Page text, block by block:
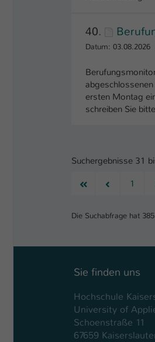
40.
Datum: 03.08.2026
ersten Montag
schreiben Sie
Suchergebnisse 31
Erste
Vorherige
1
Die Suchabfrage hat
Sie finden uns
Hochschule
University of
Schoenstraße 11
67659